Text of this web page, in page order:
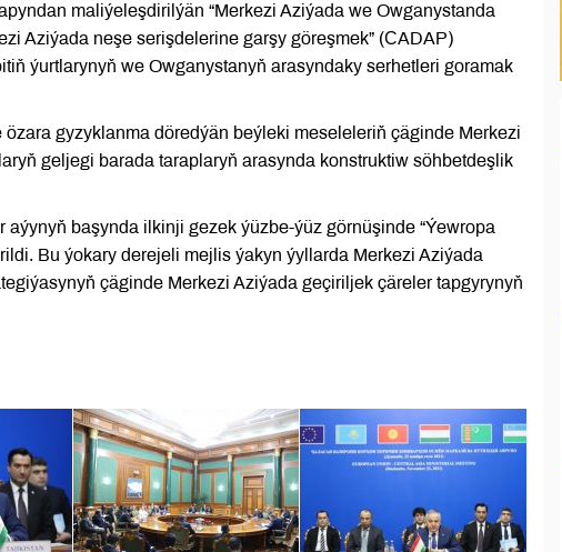
maliýeleşdirilýän “Merkezi Aziýada we Owganystanda
Aziýada neşe serişdelerine garşy göreşmek” (СADAP)
ýurtlarynyň we Owganystanyň arasyndaky serhetleri goramak
gyzyklanma döredýän beýleki meseleleriň çäginde Merkezi
geljegi barada taraplaryň arasynda konstruktiw söhbetdeşlik
başynda ilkinji gezek ýüzbe-ýüz görnüşinde “Ýewropa
Bu ýokary derejeli mejlis ýakyn ýyllarda Merkezi Aziýada
çäginde Merkezi Aziýada geçiriljek çäreler tapgyrynyň